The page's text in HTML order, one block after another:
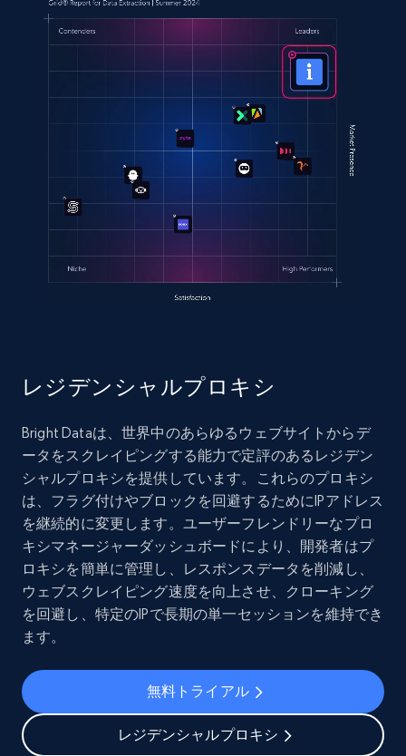
レジデンシャルプロキシ
Bright Dataは、世界中のあらゆるウェブサイトからデ
ータをスクレイピングする能力で定評のあるレジデン
シャルプロキシを提供しています。これらのプロキシ
は、フラグ付けやブロックを回避するためにIPアドレス
を継続的に変更します。ユーザーフレンドリーなプロ
キシマネージャーダッシュボードにより、開発者はプ
ロキシを簡単に管理し、レスポンスデータを削減し、
ウェブスクレイピング速度を向上させ、クローキング
を回避し、特定のIPで長期の単一セッションを維持でき
ます。
無料トライアル
レジデンシャルプロキシ